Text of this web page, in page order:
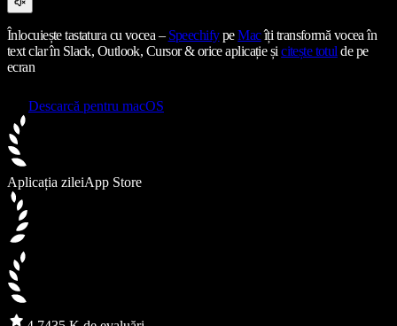
Înlocuiește tastatura cu vocea – SpeechifypeMacîți transformă vocea în
text clar în Slack, Outlook, Cursor & orice aplicație șicitește totul de pe
ecran
Descarcă pentru macOS
Aplicația zileiApp Store